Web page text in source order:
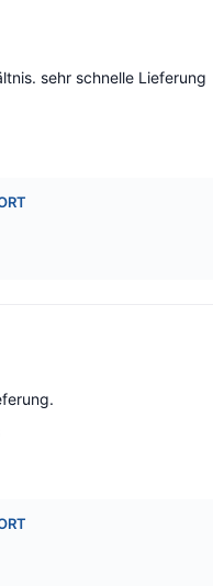
sehr schnelle Lieferung